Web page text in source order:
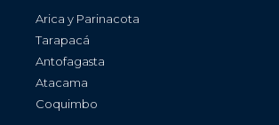
Arica y Parinacota
Tarapacá
Antofagasta
Atacama
Coquimbo